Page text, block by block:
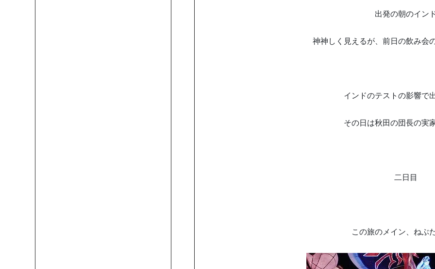
出発の朝のイン
神神しく見えるが、前日の飲み会
インドのテストの影響で
その日は秋田の団長の実
二日目
この旅のメイン、ねぶ